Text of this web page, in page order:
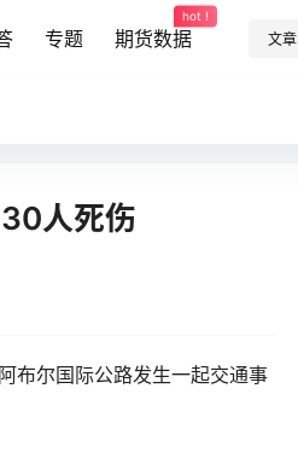
专题 期货数据
hot !
文章
人死伤
布尔国际公路发生一起交通事